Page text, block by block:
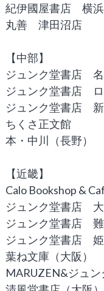
紀伊國屋書店 横
丸善 津田沼店
【中部】
ジュンク堂書店
ジュンク堂書店
ジュンク堂書店
ちくさ正文館
本・中川（長野）
【近畿】
Calo Bookshop &
ジュンク堂書店
ジュンク堂書店
ジュンク堂書店
葉ね文庫（大阪）
MARUZEN&ジュ